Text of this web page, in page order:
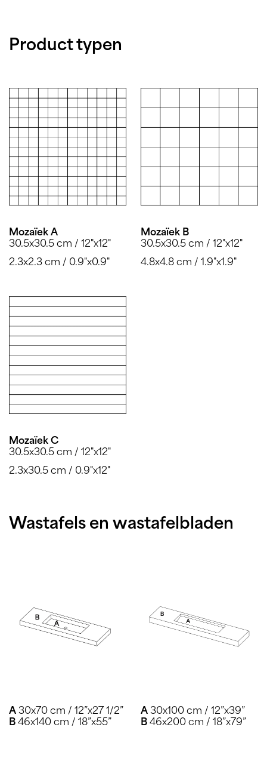
Product typen
Mozaïek A
30.5x30.5 cm / 12"x12"
2.3x2.3 cm / 0.9"x0.9"
Mozaïek B
30.5x30.5 cm / 12"x12"
4.8x4.8 cm / 1.9"x1.9"
Mozaïek C
30.5x30.5 cm / 12"x12"
2.3x30.5 cm / 0.9"x12"
Wastafels en wastafelbladen
A 30x70 cm / 12”x27 1/2”
B 46x140 cm / 18”x55”
A 30x100 cm / 12”x39”
B 46x200 cm / 18”x79”